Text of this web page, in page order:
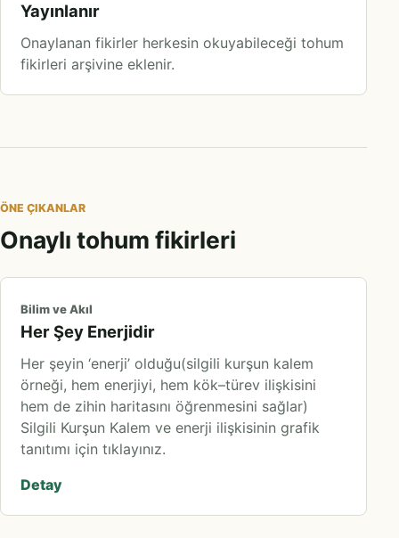
Yayınlanır
Onaylanan fikirler herkesin okuyabileceği tohum
fikirleri arşivine eklenir.
ÖNE ÇIKANLAR
Onaylı tohum fikirleri
Bilim ve Akıl
Her Şey Enerjidir
Her şeyin ‘enerji’ olduğu(silgili kurşun kalem
örneği, hem enerjiyi, hem kök–türev ilişkisini
hem de zihin haritasını öğrenmesini sağlar)
Silgili Kurşun Kalem ve enerji ilişkisinin grafik
tanıtımı için tıklayınız.
Detay